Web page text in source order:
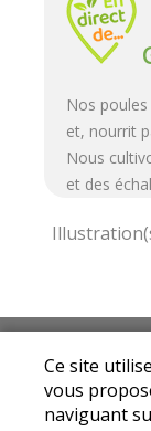
Nos
et, nourrit
Nous
et des
Ventes|
©
Ce site
vous
naviguant